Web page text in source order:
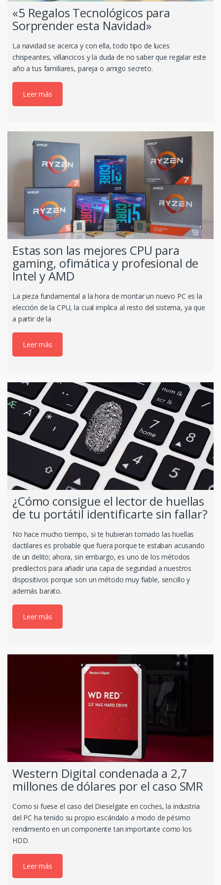
«5 Regalos Tecnológicos para
Sorprender esta Navidad»
La navidad se acerca y con ella, todo tipo de luces
chispeantes, villancicos y la duda de no saber que regalar este
año a tus familiares, pareja o amigo secreto.
Leer más
Estas son las mejores CPU para
gaming, ofimática y profesional de
Intel y AMD
La pieza fundamental a la hora de montar un nuevo PC es la
elección de la CPU, la cual implica al resto del sistema, ya que
a partir de la
Leer más
¿Cómo consigue el lector de huellas
de tu portátil identificarte sin fallar?
No hace mucho tiempo, si te hubieran tomado las huellas
dactilares es probable que fuera porque te estaban acusando
de un delito; ahora, sin embargo, es uno de los métodos
predilectos para añadir una capa de seguridad a nuestros
dispositivos porque son un método muy fiable, sencillo y
además barato.
Leer más
Western Digital condenada a 2,7
millones de dólares por el caso SMR
Como si fuese el caso del Dieselgate en coches, la industria
del PC ha tenido su propio escándalo a modo de pésimo
rendimiento en un componente tan importante como los
HDD.
Leer más